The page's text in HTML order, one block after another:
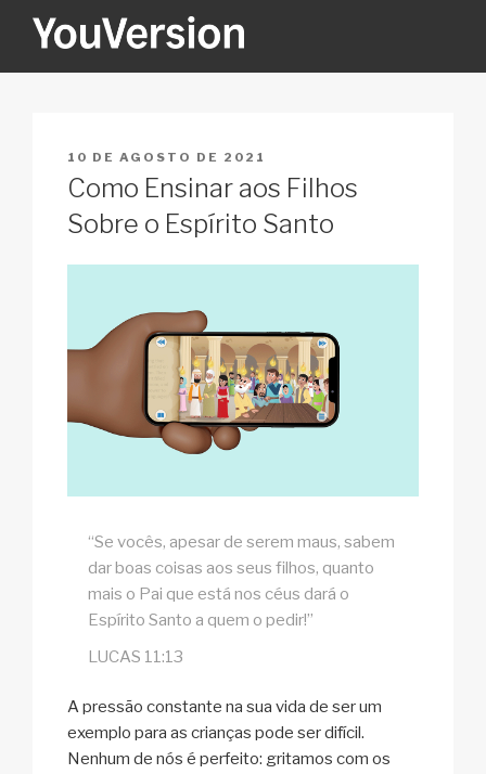
YOUVERSION
PUBLICADO
EM
10 DE AGOSTO DE 2021
Como Ensinar aos Filhos
Sobre o Espírito Santo
“Se vocês, apesar de serem maus, sabem
dar boas coisas aos seus filhos, quanto
mais o Pai que está nos céus dará o
Espírito Santo a quem o pedir!”
LUCAS 11:13
A pressão constante na sua vida de ser um
exemplo para as crianças pode ser difícil.
Nenhum de nós é perfeito: gritamos com os